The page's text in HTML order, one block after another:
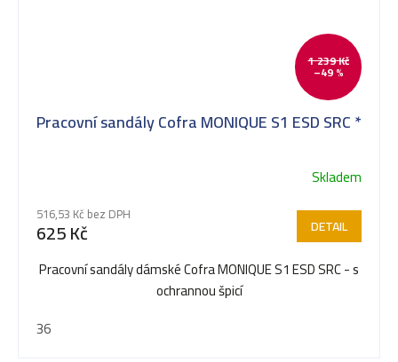
1 239 Kč
–49 %
Pracovní sandály Cofra MONIQUE S1 ESD SRC *
Skladem
516,53 Kč bez DPH
625 Kč DETAIL
Pracovní sandály dámské Cofra MONIQUE S1 ESD SRC - s
ochrannou špicí
36